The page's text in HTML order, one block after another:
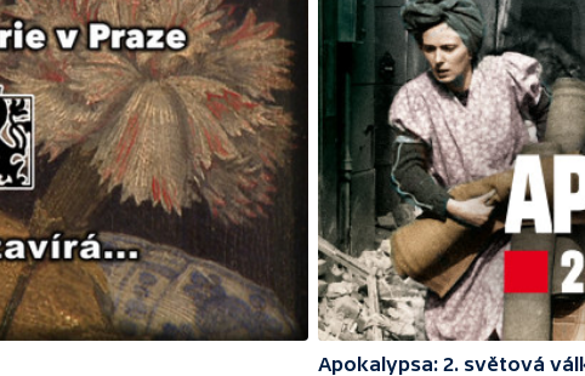
Apokalypsa: 2. světová